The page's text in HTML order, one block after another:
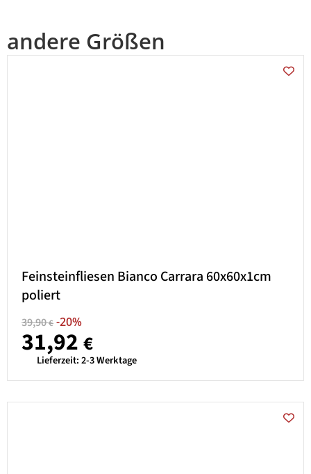
andere Größen
Feinsteinfliesen Bianco Carrara 60x60x1cm
poliert
39,90€ -20%
31,92 €
Lieferzeit:2-3 Werktage